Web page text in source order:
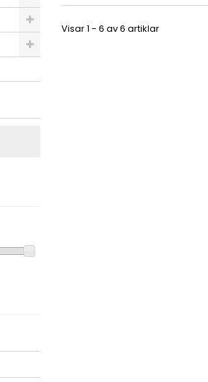
nutricosmetic-produkter som
dina hudceller mot oxidativ
Visar 1 - 6 av 6 artiklar